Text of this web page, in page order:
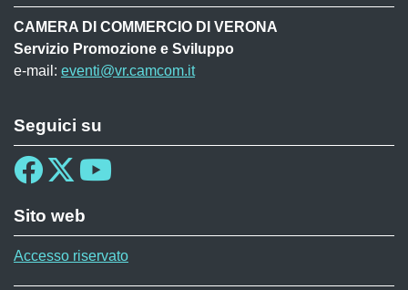
CAMERA DI COMMERCIO DI VERONA
Servizio Promozione e Sviluppo
e-mail: eventi@vr.camcom.it
Seguici su
Sito web
Accesso riservato